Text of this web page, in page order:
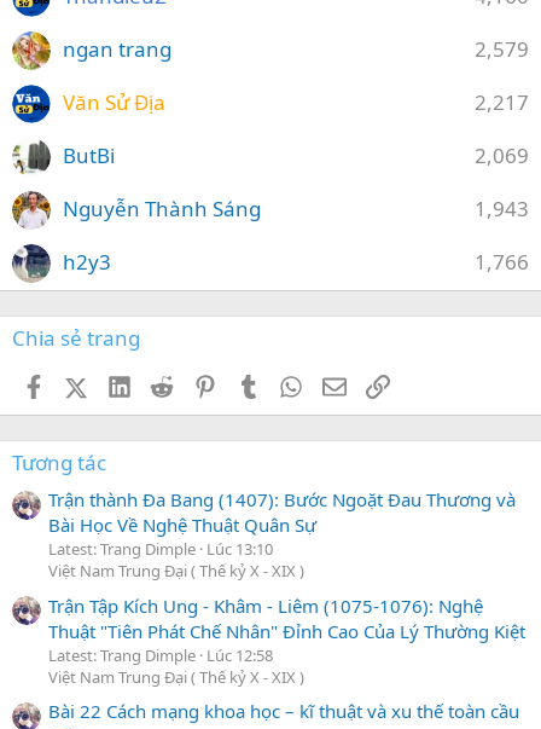
2,579
ngan trang
2,217
Văn Sử Địa
2,069
ButBi
1,943
Nguyễn Thành Sáng
1,766
h2y3
Chia sẻ trang
FacebookX (Twitter)
LinkedIn
Reddit PinterestTumblr WhatsApp
EmailLink
Tương tác
Trận thành Đa Bang (1407): Bước Ngoặt Đau Thương và
Bài Học Về Nghệ Thuật Quân Sự
Latest: Trang Dimple Lúc 13:10
Việt Nam Trung Đại ( Thế kỷ X - XIX )
Trận Tập Kích Ung - Khâm - Liêm (1075-1076): Nghệ
Thuật "Tiên Phát Chế Nhân" Đỉnh Cao Của Lý Thường Kiệt
Latest: Trang Dimple Lúc 12:58
Việt Nam Trung Đại ( Thế kỷ X - XIX )
Bài 22 Cách mạng khoa học – kĩ thuật và xu thế toàn cầu